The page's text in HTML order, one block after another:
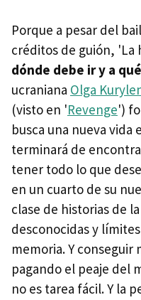
Porque a pesar del
créditos de guión, 'La
dónde debe ir y a
ucraniana Olga
(visto en 'Revenge')
busca una nueva vida
terminará de
tener todo lo que
en un cuarto de su
clase de historias de
desconocidas y
memoria. Y
pagando el peaje del
no es tarea fácil. Y la